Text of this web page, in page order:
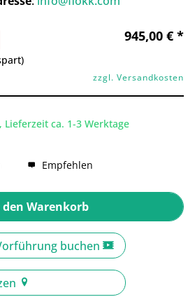
945,00 € *
zzgl. Versandkosten
ca. 1-3 Werktage
Empfehlen
den Warenkorb
buchen